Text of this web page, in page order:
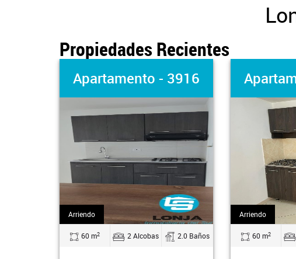
Propiedades Recientes
Apartamento - 3916
Arriendo
60 m2 2 Alcobas 2.0 Baños
Arriendo
60 m2